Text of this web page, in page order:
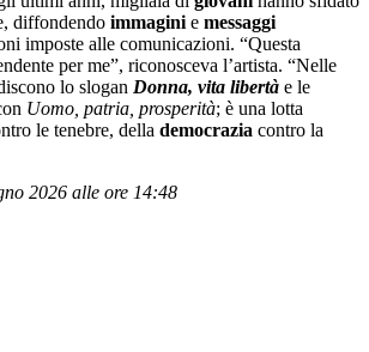
diffondendo immagini e messaggi
imposte alle comunicazioni. “Questa
per me”, riconosceva l’artista. “Nelle
lo slogan Donna, vita libertà e le
Uomo, patria, prosperità; è una lotta
le tenebre, della democrazia contro la
2026 alle ore 14:48